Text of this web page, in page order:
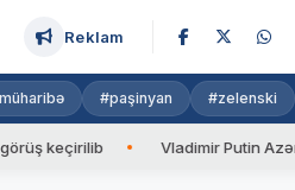
Reklam
#paşinyan #zelenski
Vladimir Putin Azərbaycan